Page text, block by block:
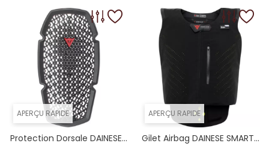
APERÇU RAPIDE
Protection Dorsale DAINESE...
APERÇU RAPIDE
Gilet Airbag DAINESE SMART...